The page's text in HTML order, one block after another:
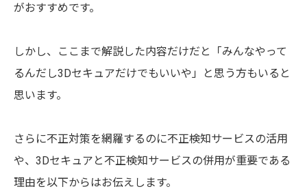
がおすすめです。
しかし、ここまで解説した内容だけだと「みんなやって
るんだし3Dセキュアだけでもいいや」と思う方もいると
思います。
さらに不正対策を網羅するのに不正検知サービスの活用
や、3Dセキュアと不正検知サービスの併用が重要である
理由を以下からはお伝えします。